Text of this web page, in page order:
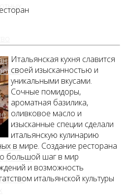
ремонт
Итальянская кухня славится
своей изысканностью и
уникальными вкусами.
Сочные помидоры,
ароматная базилика,
оливковое масло и
изысканные специи сделали
итальянскую кулинарию
в мире. Создание ресторана
большой шаг в мир
и возможность
итальянской культуры